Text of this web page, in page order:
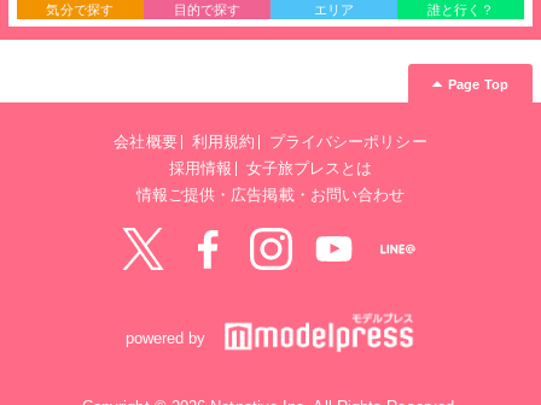
気分で探す 目的で探す エリア 誰と行く？
Page Top
会社概要 利用規約
プライバシーポリシー
採用情報
女子旅プレスとは
情報ご提供・広告掲載・お問い合わせ
powered by